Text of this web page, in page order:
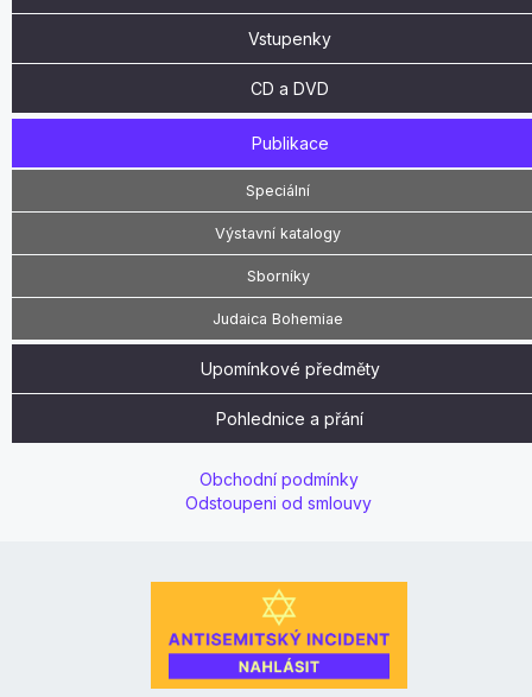
Vstupenky
CD a DVD
Publikace
Speciální
Výstavní katalogy
Sborníky
Judaica Bohemiae
Upomínkové předměty
Pohlednice a přání
Obchodní podmínky
Odstoupeni od smlouvy